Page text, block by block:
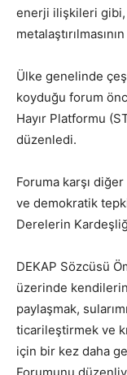
enerji ilişkileri
Ülke genelinde
koyduğu forum
Hayır Platformu
düzenledi.
Foruma karşı
ve demokratik
Derelerin
DEKAP Sözcüsü
üzerinde
paylaşmak,
ticarileştirmek ve
için bir kez daha
Forumunu